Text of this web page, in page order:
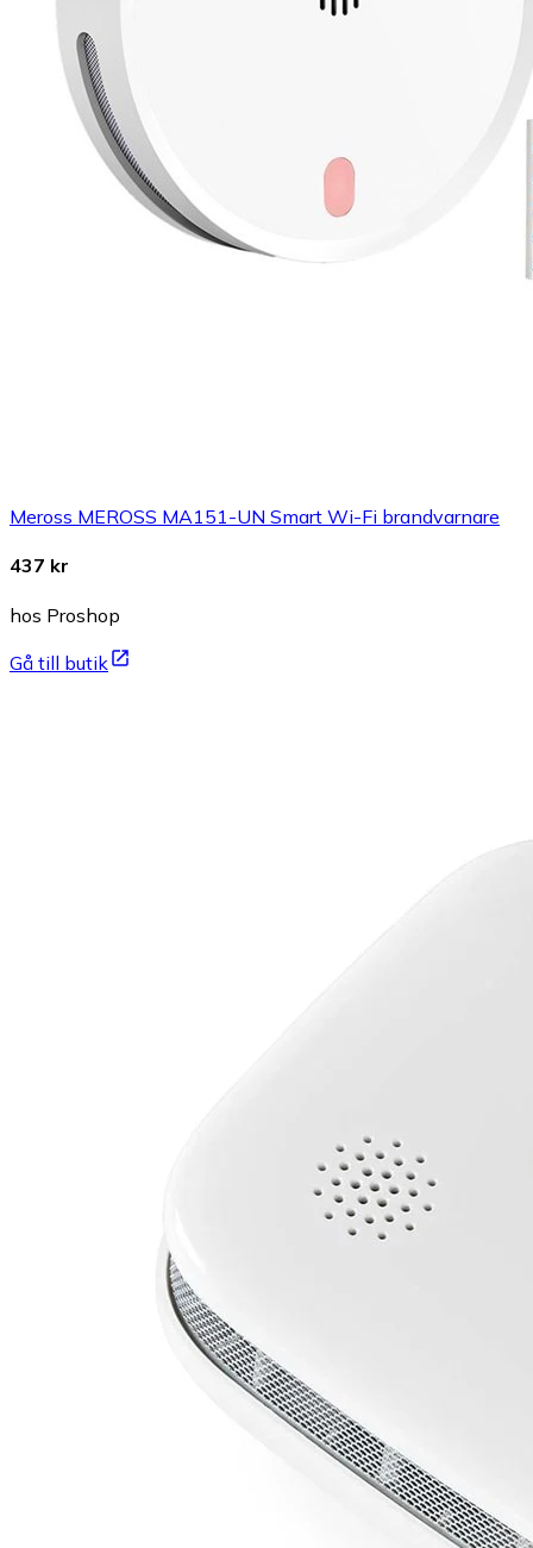
Meross MEROSS MA151-UN Smart Wi-Fi brandvarnare
437 kr
hos Proshop
Gå till butik